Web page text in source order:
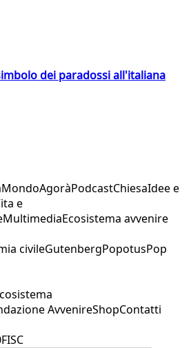
dei paradossi all'italiana
MondoAgoràPodcastChiesaIdee e
e
MultimediaEcosistema avvenire
civileGutenbergPopotusPop
AvvenireShopContatti
FISC